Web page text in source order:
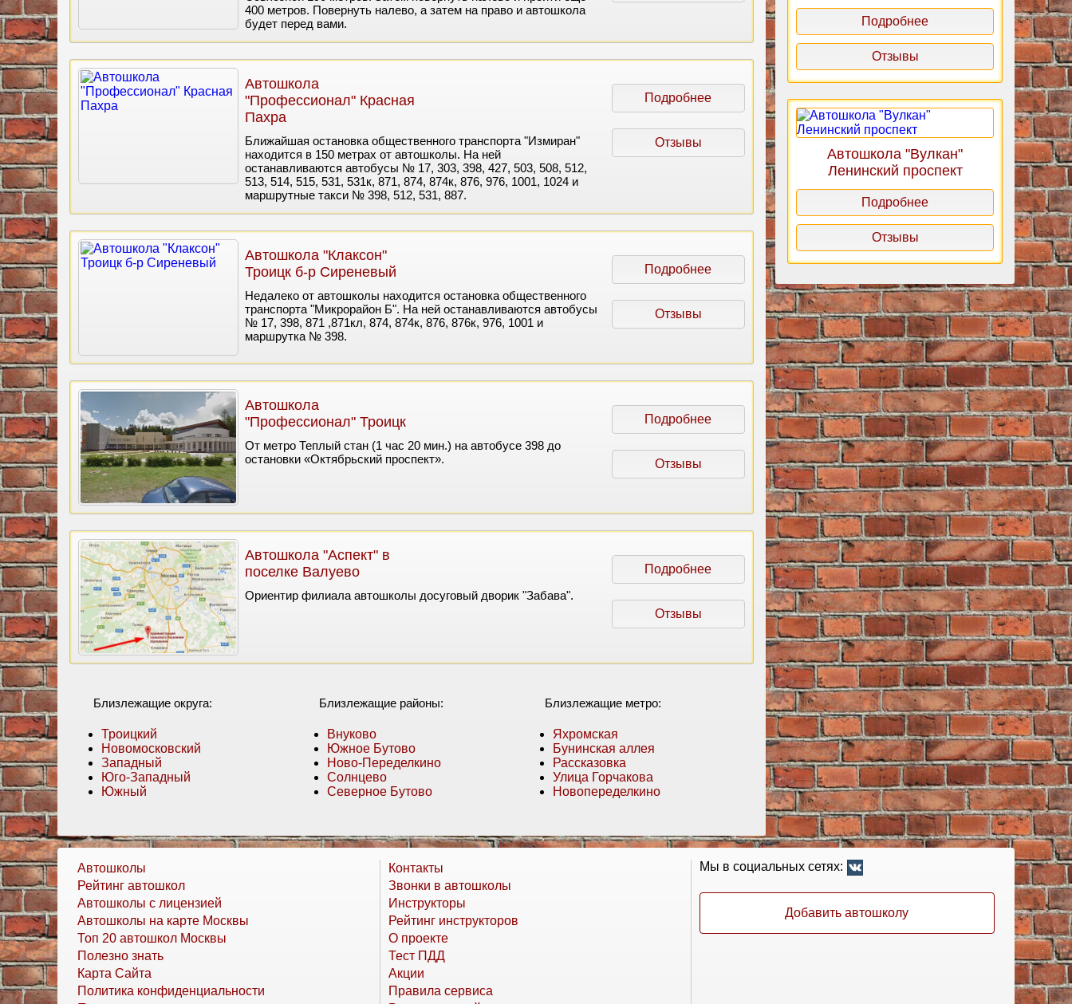
400 метров. Повернуть налево, а затем на право и автошкола
будет перед вами.
Автошкола
"Профессионал" Красная
Пахра
Ближайшая остановка общественного транспорта "Измиран"
находится в 150 метрах от автошколы. На ней
останавливаются автобусы № 17, 303, 398, 427, 503, 508, 512,
513, 514, 515, 531, 531к, 871, 874, 874к, 876, 976, 1001, 1024 и
маршрутные такси № 398, 512, 531, 887.
Подробнее
Отзывы
Автошкола "Клаксон"
Троицк б-р Сиреневый
Недалеко от автошколы находится остановка общественного
транспорта "Микрорайон Б". На ней останавливаются автобусы
№ 17, 398, 871 ,871кл, 874, 874к, 876, 876к, 976, 1001 и
маршрутка № 398.
Подробнее
Отзывы
Автошкола
"Профессионал" Троицк
От метро Теплый стан (1 час 20 мин.) на автобусе 398 до
остановки «Октябрьский проспект».
Подробнее
Отзывы
Автошкола "Аспект" в
поселке Валуево
Ориентир филиала автошколы досуговый дворик "Забава".
Подробнее
Отзывы
Близлежащие округа:
Троицкий
Новомосковский
Западный
Юго-Западный
Южный
Близлежащие районы:
Внуково
Южное Бутово
Ново-Переделкино
Солнцево
Северное Бутово
Близлежащие метро:
Яхромская
Бунинская аллея
Рассказовка
Улица Горчакова
Новопеределкино
Подробнее
Отзывы
Автошкола "Вулкан"
Ленинский проспект
Подробнее
Отзывы
Автошколы
Рейтинг автошкол
Автошколы с лицензией
Автошколы на карте Москвы
Топ 20 автошкол Москвы
Полезно знать
Карта Сайта
Политика конфиденциальности
Контакты
Звонки в автошколы
Инструкторы
Рейтинг инструкторов
О проекте
Тест ПДД
Акции
Правила сервиса
Мы в социальных сетях:
Добавить автошколу